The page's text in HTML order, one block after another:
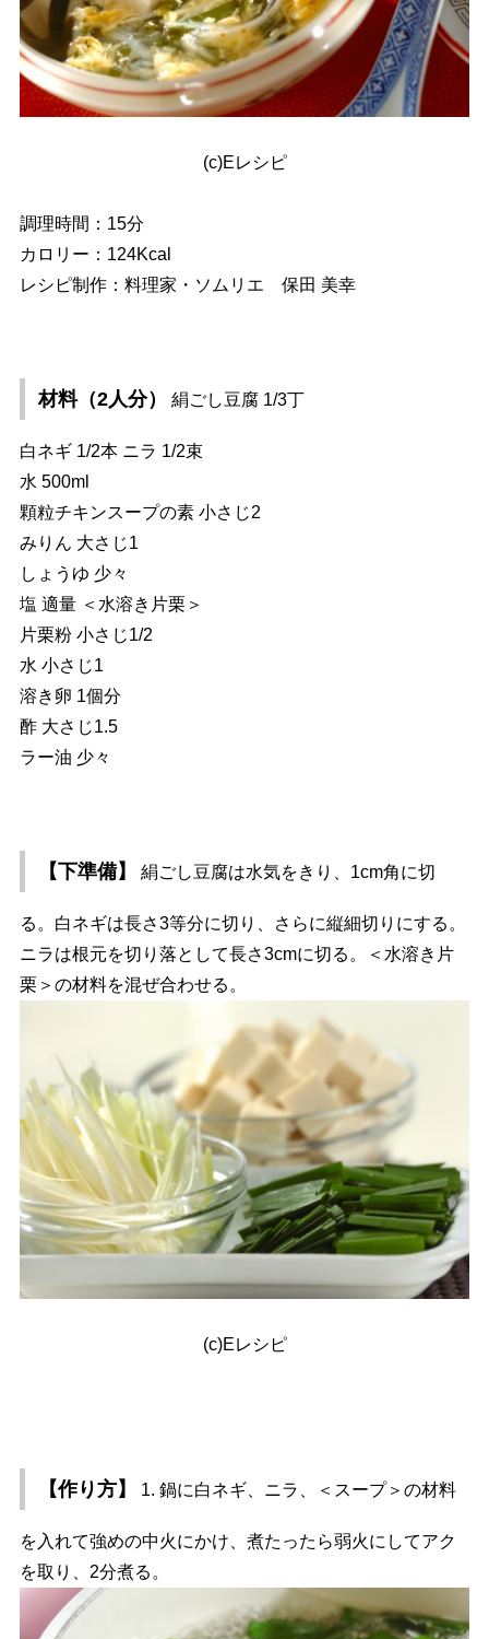
(c)Eレシピ
調理時間：15分
カロリー：124Kcal
レシピ制作：料理家・ソムリエ 保田 美幸
材料（2人分） 絹ごし豆腐 1/3丁
白ネギ 1/2本 ニラ 1/2束
水 500ml
顆粒チキンスープの素 小さじ2
みりん 大さじ1
しょうゆ 少々
塩 適量 ＜水溶き片栗＞
片栗粉 小さじ1/2
水 小さじ1
溶き卵 1個分
酢 大さじ1.5
ラー油 少々
【下準備】 絹ごし豆腐は水気をきり、1cm角に切
る。白ネギは長さ3等分に切り、さらに縦細切りにする。
ニラは根元を切り落として長さ3cmに切る。＜水溶き片
栗＞の材料を混ぜ合わせる。
(c)Eレシピ
【作り方】 1. 鍋に白ネギ、ニラ、＜スープ＞の材料
を入れて強めの中火にかけ、煮たったら弱火にしてアク
を取り、2分煮る。